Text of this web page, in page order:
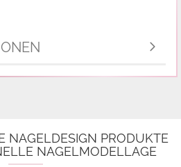
NAGELDESIGN PRODUKTE
NAGELMODELLAGE